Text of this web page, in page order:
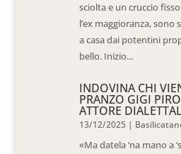
sciolta e un cruccio
l’ex maggioranza, sono
a casa dai potentini
bello. Inizio...
INDOVINA CHI
PRANZO GIGI
ATTORE
13/12/2025 |
«Ma datela ‘na mano a